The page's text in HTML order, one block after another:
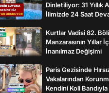
Dinletiliyor: 31 Yıllık
İlimizde 24 Saat
Kurtlar Vadisi 82.
Manzarasının Yıllar
İnanılmaz Değişimi
Paris Gezisinde
Vakalarından
Kendini Koli Bandıyla